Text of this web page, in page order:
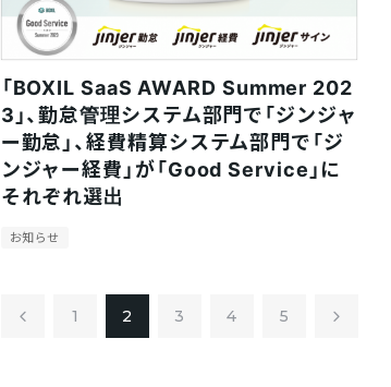
「BOXIL SaaS AWARD Summer 202
3」、勤怠管理システム部門で「ジンジャ
ー勤怠」、経費精算システム部門で「ジ
ンジャー経費」が「Good Service」に
それぞれ選出
お知らせ
1 2 3 4 5